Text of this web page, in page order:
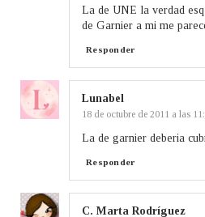
La de UNE la verdad
de Garnier a mi me
Responder
Lunabel
18 de octubre de 2011 a las
La de garnier deberia
Responder
C. Marta Rodríguez